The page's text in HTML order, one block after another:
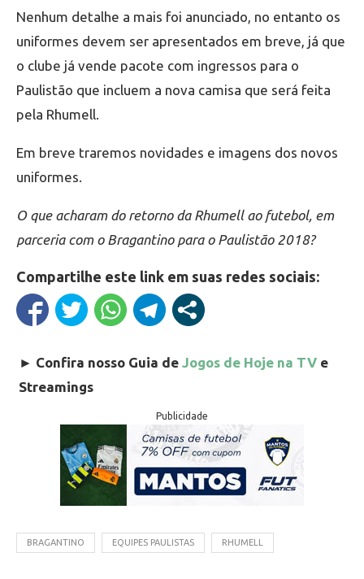
Nenhum detalhe a mais foi anunciado, no entanto os
uniformes devem ser apresentados em breve, já que
o clube já vende pacote com ingressos para o
Paulistão que incluem a nova camisa que será feita
pela Rhumell.
Em breve traremos novidades e imagens dos novos
uniformes.
O que acharam do retorno da Rhumell ao futebol, em
parceria com o Bragantino para o Paulistão 2018?
Compartilhe este link em suas redes sociais:
► Confira nosso Guia de Jogos de Hoje na TV e
Streamings
Publicidade
BRAGANTINO EQUIPES PAULISTAS RHUMELL